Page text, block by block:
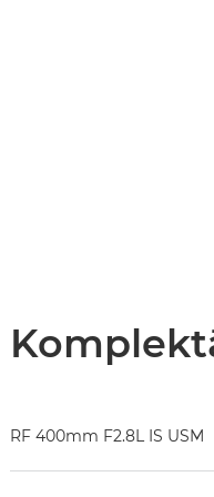
RF 400mm F2.8L IS USM